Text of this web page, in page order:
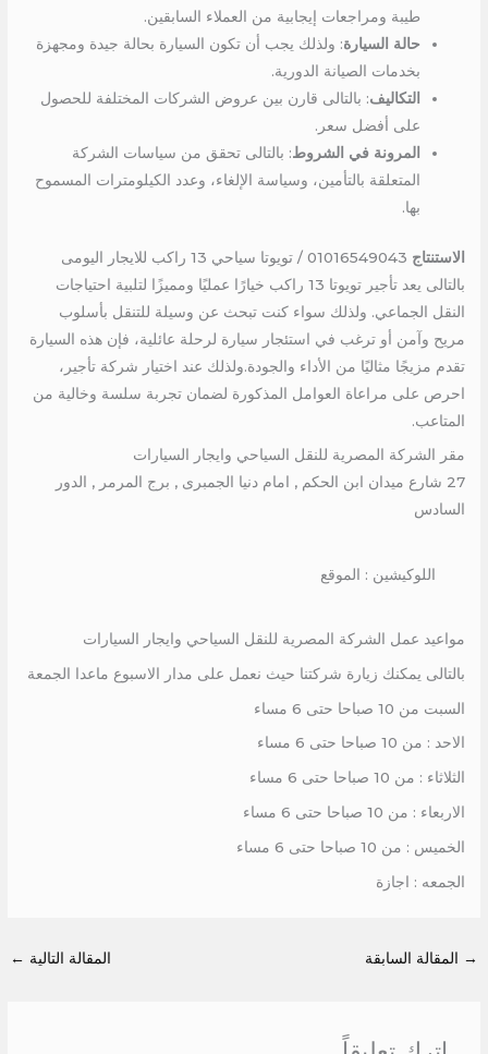
طيبة ومراجعات إيجابية من العملاء السابقين.
حالة السيارة: ولذلك يجب أن تكون السيارة بحالة جيدة ومجهزة
بخدمات الصيانة الدورية.
التكاليف: بالتالى قارن بين عروض الشركات المختلفة للحصول
على أفضل سعر.
المرونة في الشروط: بالتالى تحقق من سياسات الشركة
المتعلقة بالتأمين، وسياسة الإلغاء، وعدد الكيلومترات المسموح
بها.
الاستنتاج
بالتالى يعد تأجير تويوتا 13 راكب خيارًا عمليًا ومميزًا لتلبية احتياجات
النقل الجماعي. ولذلك سواء كنت تبحث عن وسيلة للتنقل بأسلوب
مريح وآمن أو ترغب في استئجار سيارة لرحلة عائلية، فإن هذه السيارة
تقدم مزيجًا مثاليًا من الأداء والجودة.ولذلك عند اختيار شركة تأجير،
احرص على مراعاة العوامل المذكورة لضمان تجربة سلسة وخالية من
المتاعب.
مقر الشركة المصرية للنقل السياحي وايجار السيارات
27 شارع ميدان ابن الحكم , امام دنيا الجمبرى , برج المرمر , الدور
السادس
اللوكيشين : الموقع
مواعيد عمل الشركة المصرية للنقل السياحي وايجار السيارات
بالتالى يمكنك زيارة شركتنا حيث نعمل على مدار الاسبوع ماعدا الجمعة
السبت من 10 صباحا حتى 6 مساء
الاحد : من 10 صباحا حتى 6 مساء
الثلاثاء : من 10 صباحا حتى 6 مساء
الاربعاء : من 10 صباحا حتى 6 مساء
الخميس : من 10 صباحا حتى 6 مساء
الجمعه : اجازة
→ المقالة السابقة المقالة التالية ←